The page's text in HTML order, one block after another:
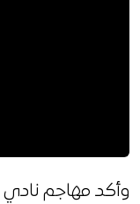
وأكد مهاجم